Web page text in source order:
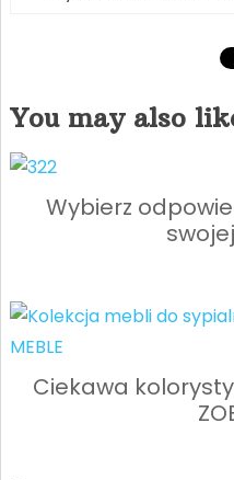
You may also
Wybierz
Ciekawa